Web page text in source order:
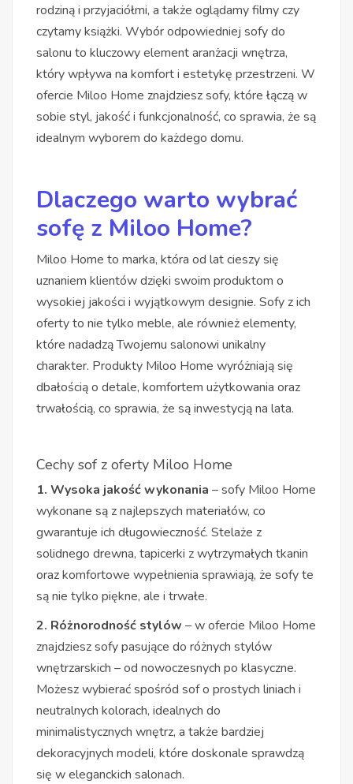
rodziną i przyjaciółmi, a także oglądamy filmy czy
czytamy książki. Wybór odpowiedniej sofy do
salonu to kluczowy element aranżacji wnętrza,
który wpływa na komfort i estetykę przestrzeni. W
ofercie Miloo Home znajdziesz sofy, które łączą w
sobie styl, jakość i funkcjonalność, co sprawia, że są
idealnym wyborem do każdego domu.
Dlaczego warto wybrać
sofę z Miloo Home?
Miloo Home to marka, która od lat cieszy się
uznaniem klientów dzięki swoim produktom o
wysokiej jakości i wyjątkowym designie. Sofy z ich
oferty to nie tylko meble, ale również elementy,
które nadadzą Twojemu salonowi unikalny
charakter. Produkty Miloo Home wyróżniają się
dbałością o detale, komfortem użytkowania oraz
trwałością, co sprawia, że są inwestycją na lata.
Cechy sof z oferty Miloo Home
1. Wysoka jakość wykonania – sofy Miloo Home
wykonane są z najlepszych materiałów, co
gwarantuje ich długowieczność. Stelaże z
solidnego drewna, tapicerki z wytrzymałych tkanin
oraz komfortowe wypełnienia sprawiają, że sofy te
są nie tylko piękne, ale i trwałe.
2. Różnorodność stylów – w ofercie Miloo Home
znajdziesz sofy pasujące do różnych stylów
wnętrzarskich – od nowoczesnych po klasyczne.
Możesz wybierać spośród sof o prostych liniach i
neutralnych kolorach, idealnych do
minimalistycznych wnętrz, a także bardziej
dekoracyjnych modeli, które doskonale sprawdzą
się w eleganckich salonach.